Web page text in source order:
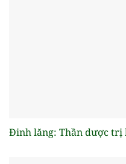
Đinh lăng: Thần dược trị